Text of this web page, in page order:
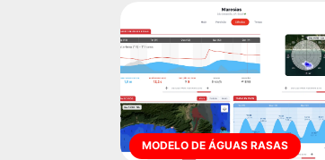
MODELO DE ÁGUAS RASAS